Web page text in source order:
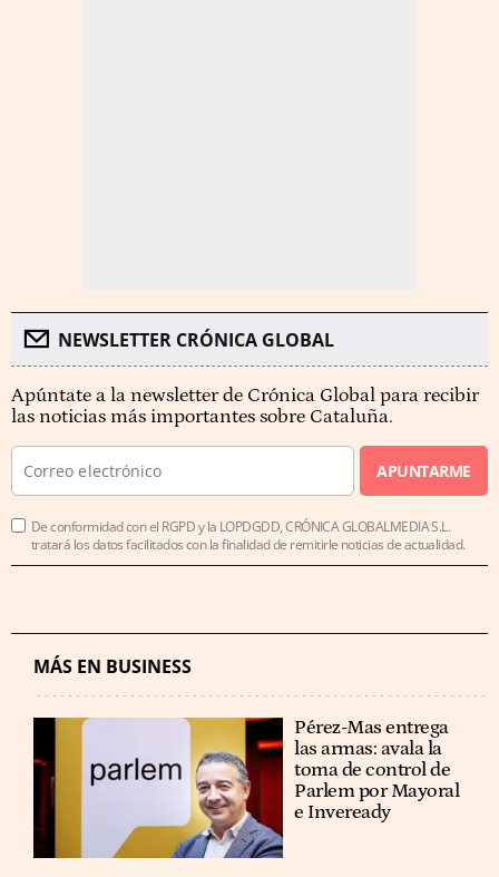
NEWSLETTER CRÓNICA GLOBAL
Apúntate a la newsletter de Crónica Global para recibir
las noticias más importantes sobre Cataluña.
APUNTARME
De conformidad con el RGPD y la LOPDGDD, CRÓNICA GLOBALMEDIA S.L.
tratará los datos facilitados con la finalidad de remitirle noticias de actualidad.
MÁS EN BUSINESS
Pérez-Mas entrega
las armas: avala la
toma de control de
Parlem por Mayoral
e Inveready